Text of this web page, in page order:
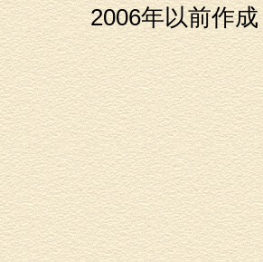
2006年以前作